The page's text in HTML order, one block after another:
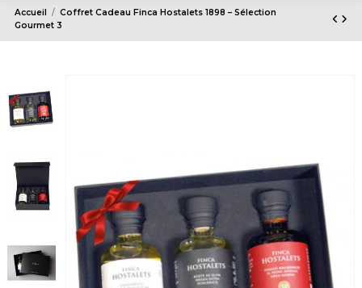
Accueil
Coffret Cadeau Finca Hostalets 1898 – Sélection
Gourmet 3